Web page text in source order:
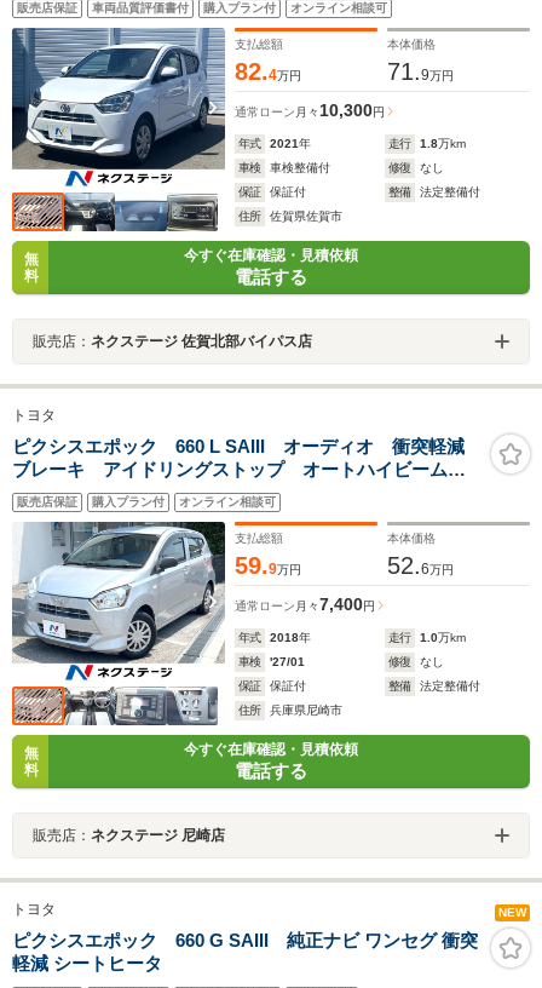
販売店保証 車両品質評価書付 購入プラン付 オンライン相談可
支払総額
82.4万円
本体価格
71.9万円
通常ローン 月々10,300円
年式 2021年 走行 1.8万km
車検
車検整備付 修復
なし
保証
保証付 整備
法定整備付
住所
佐賀県佐賀市
無
料
今すぐ在庫確認・見積依頼
電話する
販売店： ネクステージ 佐賀北部バイパス店
トヨタ
ピクシスエポック 660 L SAIII オーディオ 衝突軽減
ブレーキ アイドリングストップ オートハイビーム
コーナーセンサー CD
販売店保証 購入プラン付 オンライン相談可
支払総額
59.9万円
本体価格
52.6万円
通常ローン 月々7,400円
年式 2018年 走行 1.0万km
車検
'27/01 修復
なし
保証
保証付 整備
法定整備付
住所
兵庫県尼崎市
無
料
今すぐ在庫確認・見積依頼
電話する
販売店： ネクステージ 尼崎店
トヨタ NEW
ピクシスエポック 660 G SAIII 純正ナビ ワンセグ 衝突
軽減 シートヒータ